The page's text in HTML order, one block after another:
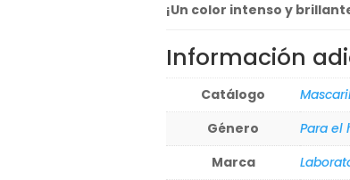
¡Un color intenso y
Información
Catálogo
Género
Para el
Marca